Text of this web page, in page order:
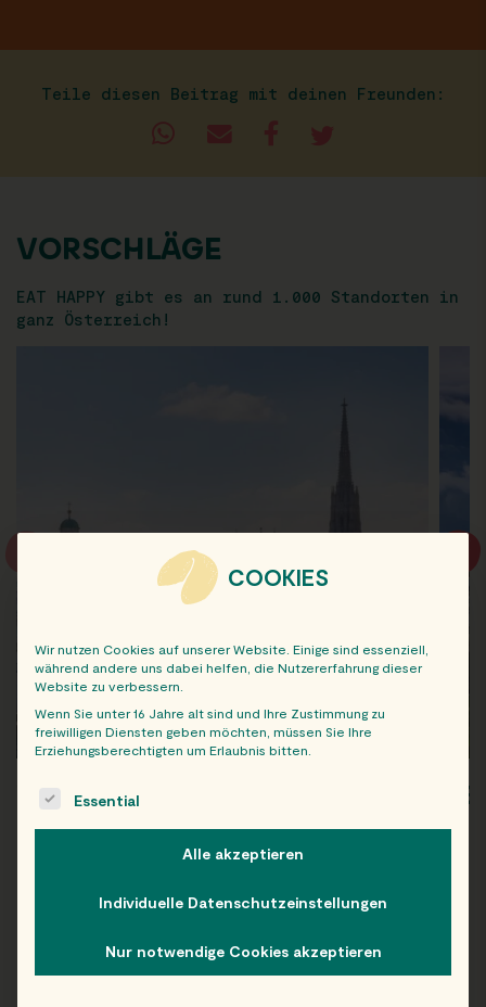
Teile diesen Beitrag mit deinen Freunden:
VORSCHLÄGE
EAT HAPPY gibt es an rund 1.000 Standorten in
ganz Österreich!
WIEN
Folge uns auf Instagram!
@EATHAPPY
COOKIES
Wir nutzen Cookies auf unserer Website. Einige sind essenziell,
während andere uns dabei helfen, die Nutzererfahrung dieser
Website zu verbessern.
Wenn Sie unter 16 Jahre alt sind und Ihre Zustimmung zu
freiwilligen Diensten geben möchten, müssen Sie Ihre
Erziehungsberechtigten um Erlaubnis bitten.
The following is a list of service groups for which consent
Essential
Alle akzeptieren
Individuelle Datenschutzeinstellungen
Nur notwendige Cookies akzeptieren